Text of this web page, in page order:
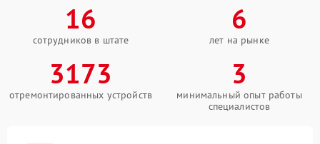
16
сотрудников в штате
6
лет на рынке
3173
отремонтированных устройств
3
минимальный опыт работы
специалистов